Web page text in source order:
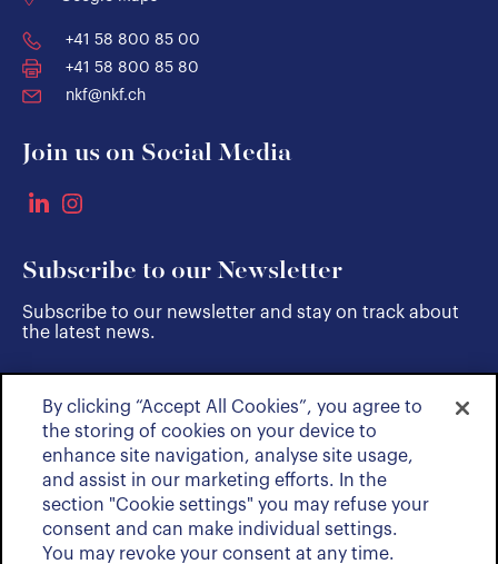
+41 58 800 85 00
+41 58 800 85 80
nkf@nkf.ch
Join us on Social Media
Subscribe to our Newsletter
Subscribe to our newsletter and stay on track about
the latest news.
SUBSCRIBE
By clicking “Accept All Cookies”, you agree to
the storing of cookies on your device to
enhance site navigation, analyse site usage,
and assist in our marketing efforts. In the
section "Cookie settings" you may refuse your
consent and can make individual settings.
You may revoke your consent at any time.